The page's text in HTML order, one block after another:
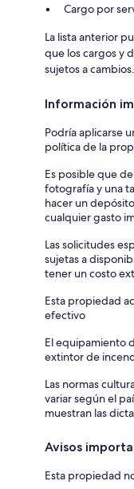
Cargo por
La lista anterior
que los cargos y
sujetos a cambios.
Información
Podría aplicarse
política de la
Es posible que
fotografía y una
hacer un
cualquier gasto
Las solicitudes
sujetas a
tener un costo
Esta propiedad
efectivo
El equipamiento
extintor de
Las normas
variar según el
muestran las
Avisos
Esta propiedad